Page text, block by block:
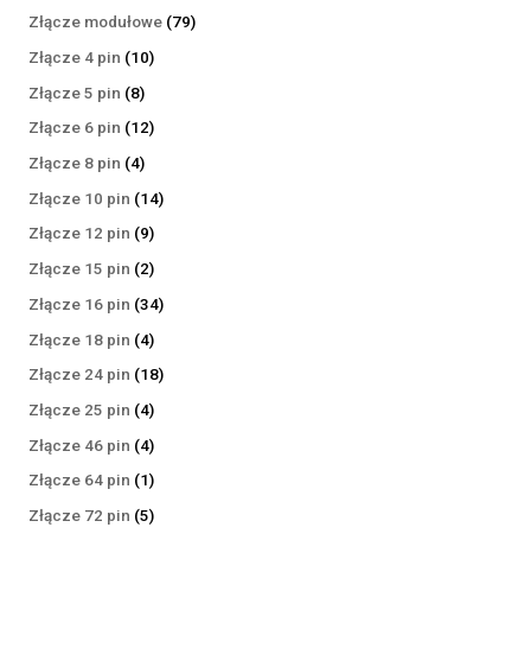
produkty
Złącze modułowe 7979
Złącze 4 pin 1010
Złącze 5 pin 88
produktów
Złącze 6 pin 1212
Złącze 8 pin 44
produkty
Złącze 10 pin 1414
Złącze 12 pin 99
produktów
Złącze 15 pin 22
produkty
Złącze 16 pin 3434
Złącze 18 pin 44
produkty
Złącze 24 pin 1818
Złącze 25 pin 44
produkty
Złącze 46 pin 44
produkty
Złącze 64 pin 11
produkt
Złącze 72 pin 55